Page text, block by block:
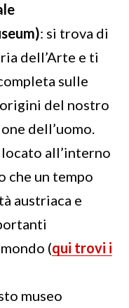
: si trova di
dell’Arte e ti
sulle
del nostro
dell’uomo.
all’interno
che un tempo
austriaca e
(qui trovi i
museo